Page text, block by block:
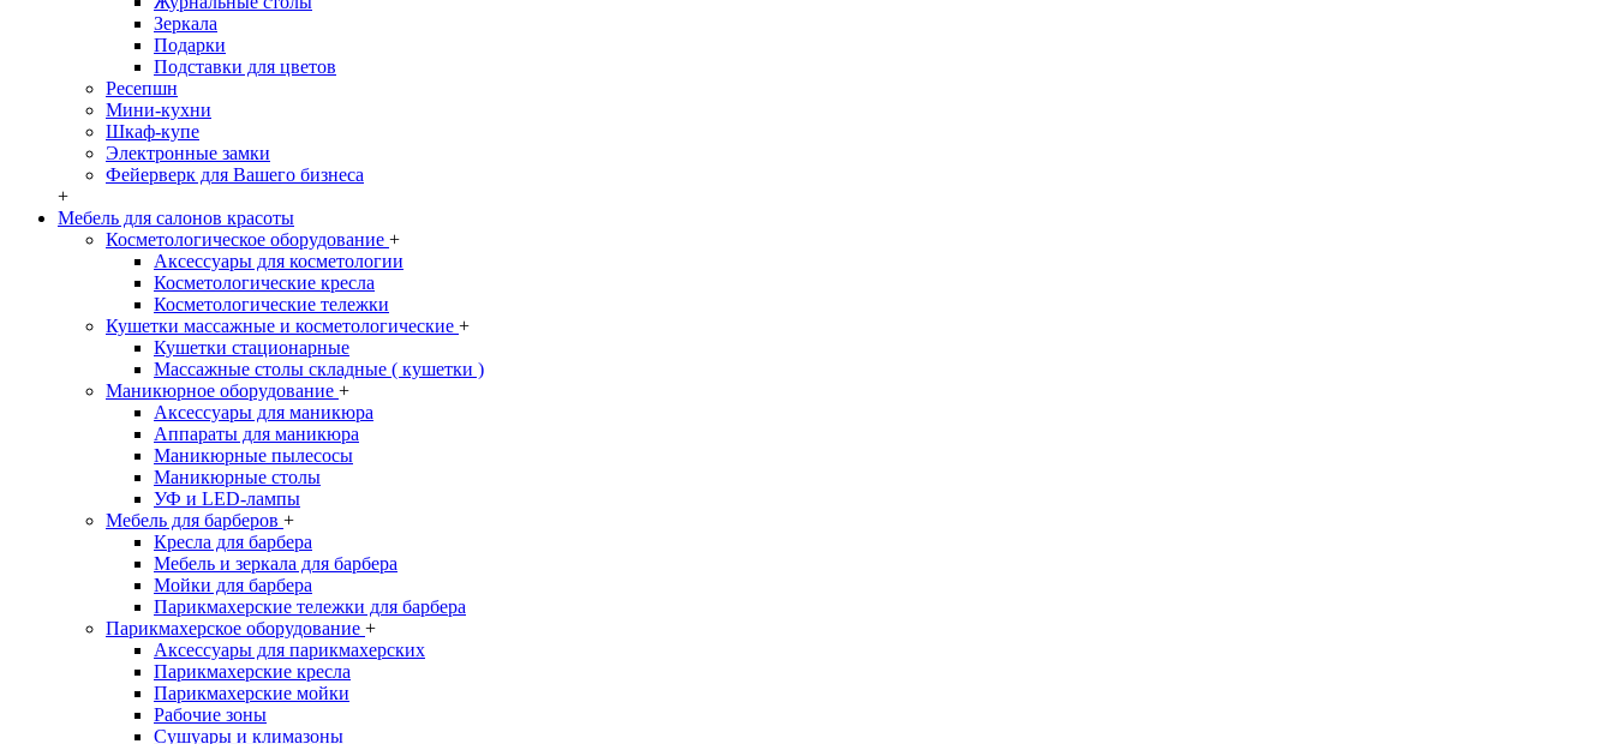
Зеркала
Подарки
Подставки для цветов
Ресепшн
Мини-кухни
Шкаф-купе
Электронные замки
Фейерверк для Вашего бизнеса
+
Мебель для салонов красоты
Косметологическое оборудование +
Аксессуары для косметологии
Косметологические кресла
Косметологические тележки
Кушетки массажные и косметологические +
Кушетки стационарные
Массажные столы складные ( кушетки )
Маникюрное оборудование +
Аксессуары для маникюра
Аппараты для маникюра
Маникюрные пылесосы
Маникюрные столы
УФ и LED-лампы
Мебель для барберов +
Кресла для барбера
Мебель и зеркала для барбера
Мойки для барбера
Парикмахерские тележки для барбера
Парикмахерское оборудование +
Аксессуары для парикмахерских
Парикмахерские кресла
Парикмахерские мойки
Рабочие зоны
Сушуары и климазоны